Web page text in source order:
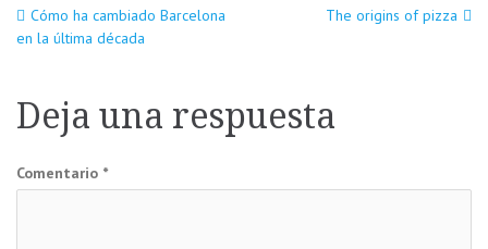
Navegación
entradas
Cómo ha cambiado Barcelona
en la última década
The origins of pizza
Deja una respuesta
Comentario *